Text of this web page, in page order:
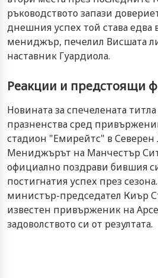
ръководството запази
днешния успех той става едва
мениджър, печелил Висшата
наставник Гуардиола.
Реакции и предстоящи
Новината за спечелената
празненства сред
стадион "Емирейтс" в
Мениджърът на Манчестър
официално поздрави бившия
постигнатия успех през
министър-председател Киър
известен привърженик на
задоволството си от резултата.